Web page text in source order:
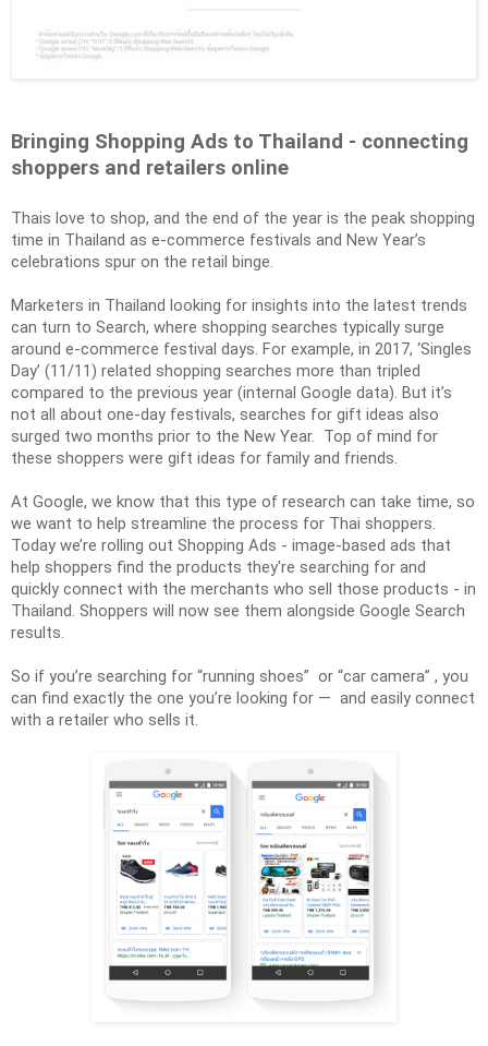
Bringing Shopping Ads to Thailand - connecting
shoppers and retailers online
Thais love to shop, and the end of the year is the peak shopping
time in Thailand as e-commerce festivals and New Year’s
celebrations spur on the retail binge.
Marketers in Thailand looking for insights into the latest trends
can turn to Search, where shopping searches typically surge
around e-commerce festival days. For example, in 2017, ‘Singles
Day’ (11/11) related shopping searches more than tripled
compared to the previous year (internal Google data). But it’s
not all about one-day festivals, searches for gift ideas also
surged two months prior to the New Year.  Top of mind for
these shoppers were gift ideas for family and friends.
At Google, we know that this type of research can take time, so
we want to help streamline the process for Thai shoppers.
Today we’re rolling out Shopping Ads - image-based ads that
help shoppers find the products they're searching for and
quickly connect with the merchants who sell those products - in
Thailand. Shoppers will now see them alongside Google Search
results.
So if you’re searching for “running shoes”  or “car camera” , you
can find exactly the one you’re looking for —  and easily connect
with a retailer who sells it.